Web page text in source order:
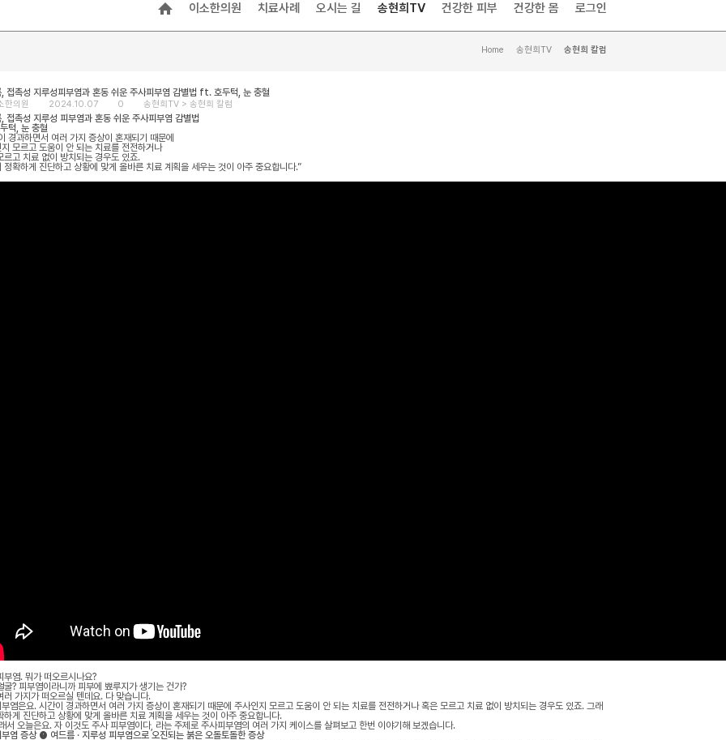
이소한의원 치료사례 오시는 길 송현희TV 건강한 피부 건강한 몸 로그인
Home 송현희TV 송현희 칼럼
, 접촉성 지루성피부염과 혼동 쉬운 주사피부염 감별법 ft. 호두턱, 눈 충혈
한의원 2024.10.07 0 송현희TV > 송현희 칼럼
, 접촉성 지루성 피부염과 혼동 쉬운 주사피부염 감별법
턱, 눈 충혈
경과하면서 여러 가지 증상이 혼재되기 때문에
모르고 도움이 안 되는 치료를 전전하거나
르고 치료 없이 방치되는 경우도 있죠.
정확하게 진단하고 상황에 맞게 올바른 치료 계획을 세우는 것이 아주 중요합니다.”
부염. 뭐가 떠오르시나요?
굴? 피부염이라니까 피부에 뾰루지가 생기는 건가?
러 가지가 떠오르실 텐데요. 다 맞습니다.
염은요. 시간이 경과하면서 여러 가지 증상이 혼재되기 때문에 주사인지 모르고 도움이 안 되는 치료를 전전하거나 혹은 모르고 치료 없이 방치되는 경우도 있죠. 그래
하게 진단하고 상황에 맞게 올바른 치료 계획을 세우는 것이 아주 중요합니다.
서 오늘은요. 자 이것도 주사 피부염이다, 라는 주제로 주사피부염의 여러 가지 케이스를 살펴보고 한번 이야기해 보겠습니다.
염 증상 ❶ 여드름 · 지루성 피부염으로 오진되는 붉은 오돌토돌한 증상